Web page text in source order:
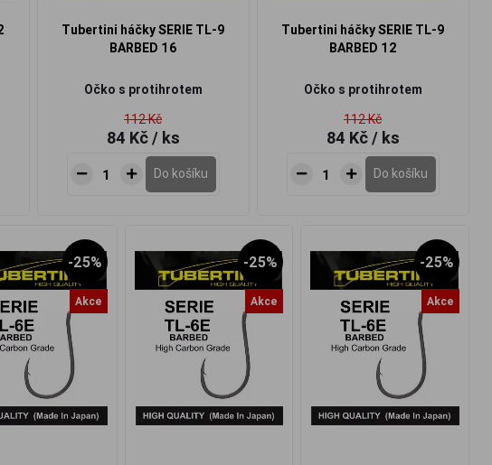
Tubertini háčky SERIE TL-9
BARBED 16
Očko s protihrotem
112 Kč
84 Kč/ ks
Do košíku
Tubertini háčky SERIE TL-9
BARBED 12
Očko s protihrotem
112 Kč
84 Kč/ ks
Do košíku
-25%
Akce
-25%
Akce
-25%
Akce